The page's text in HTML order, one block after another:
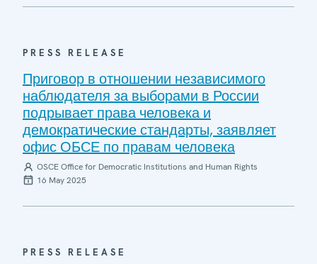
PRESS RELEASE
Приговор в отношении независимого
наблюдателя за выборами в России
подрывает права человека и
демократические стандарты, заявляет
офис ОБСЕ по правам человека
OSCE Office for Democratic Institutions and Human Rights
16 May 2025
PRESS RELEASE